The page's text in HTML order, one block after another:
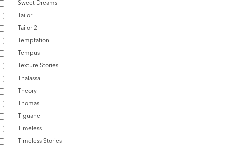
Sweet Dreams
Tailor
Tailor 2
Temptation
Tempus
Texture Stories
Thalassa
Theory
Thomas
Tiguane
Timeless
Timeless Stories